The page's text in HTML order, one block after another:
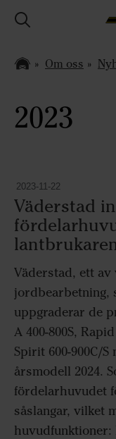
Om oss
2023
2023-11-22
Väderstad
Väderstad, ett av
jordbearbetning,
uppgraderar de
A 400-800S,
Spirit 600-900C/
årsmodell 2024.
fördelarhuvudet
såslangar, vilket
huvudfunktioner: